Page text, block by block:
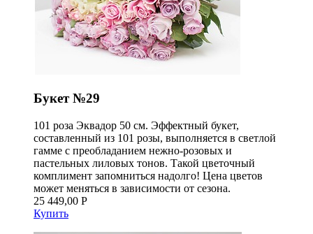
Букет №29
101 роза Эквадор 50 см. Эффектный букет,
составленный из 101 розы, выполняется в светлой
гамме с преобладанием нежно-розовых и
пастельных лиловых тонов. Такой цветочный
комплимент запомниться надолго! Цена цветов
может меняться в зависимости от сезона.
25 449,00 Р
Купить